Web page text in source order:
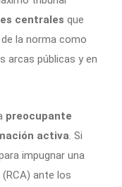
centrales que
la norma como
arcas públicas y en
preocupante
activa. Si
impugnar una
ante los